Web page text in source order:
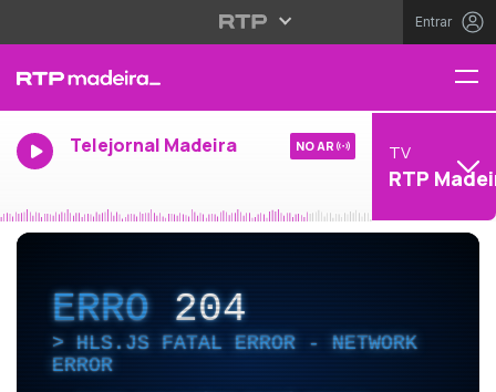
Entrar
Telejornal Madeira NO AR TV
RTP
ERRO204
HLS.JS FATAL ERROR - NETWORK
ERROR